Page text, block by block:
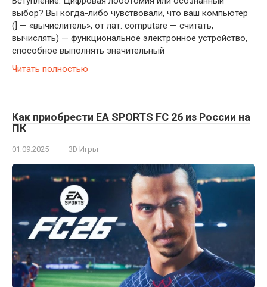
выбор? Вы когда-либо чувствовали, что ваш компьютер
(] — «вычислитель», от лат. computare — считать,
вычислять) — функциональное электронное устройство,
способное выполнять значительный
Читать полностью
Как приобрести EA SPORTS FC 26 из России на
ПК
01.09.2025 3D Игры